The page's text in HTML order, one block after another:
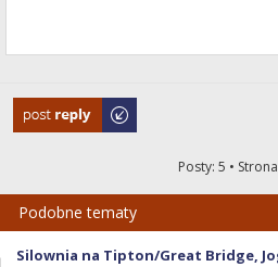
Odpowiedz
Posty: 5 • Strona
Podobne tematy
Silownia na Tipton/Great Bridge,